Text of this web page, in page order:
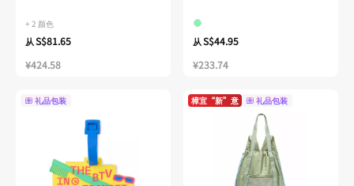
+ 2 颜色
从S$81.65
¥424.58
从S$44.95
¥233.74
礼品包装 樟宜“新”意 礼品包装